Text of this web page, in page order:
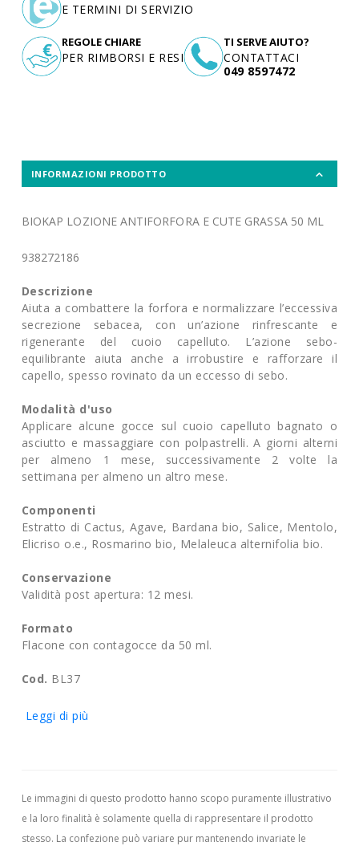
TI SERVE AIUTO?
CONTATTACI
049 8597472
E TERMINI DI SERVIZIO
REGOLE CHIARE
PER RIMBORSI E RESI
INFORMAZIONI PRODOTTO
BIOKAP LOZIONE ANTIFORFORA E CUTE GRASSA 50 ML
938272186
Descrizione
Aiuta a combattere la forfora e normalizzare l’eccessiva
secrezione sebacea, con un’azione rinfrescante e
rigenerante del cuoio capelluto. L’azione sebo-
equilibrante aiuta anche a irrobustire e rafforzare il
capello, spesso rovinato da un eccesso di sebo.
Modalità d'uso
Applicare alcune gocce sul cuoio capelluto bagnato o
asciutto e massaggiare con polpastrelli. A giorni alterni
per almeno 1 mese, successivamente 2 volte la
settimana per almeno un altro mese.
Componenti
Estratto di Cactus, Agave, Bardana bio, Salice, Mentolo,
Elicriso o.e., Rosmarino bio, Melaleuca alternifolia bio.
Conservazione
Validità post apertura: 12 mesi.
Formato
Flacone con contagocce da 50 ml.
Cod. BL37
Leggi di più
Le immagini di questo prodotto hanno scopo puramente illustrativo
e la loro finalità è solamente quella di rappresentare il prodotto
stesso. La confezione può variare pur mantenendo invariate le